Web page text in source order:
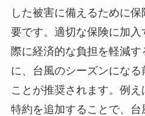
した被害に備えるために
要です。適切な保険に加
際に経済的な負担を軽減
に、台風のシーズンにな
ことが推奨されます。例
特約を追加することで、